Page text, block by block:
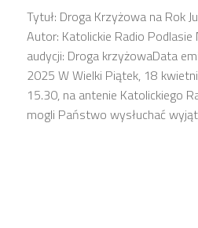
Tytuł: Droga Krzyżowa na Rok
Autor: Katolickie Radio Podlasie
audycji: Droga krzyżowaData
2025 W Wielki Piątek, 18
15.30, na antenie Katolickiego
mogli Państwo wysłuchać